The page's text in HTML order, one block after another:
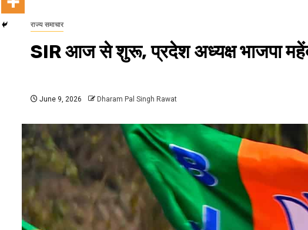
राज्य समाचार
SIR आज से शुरू, प्रदेश अध्यक्ष भाजपा
June 9, 2026 Dharam Pal Singh Rawat